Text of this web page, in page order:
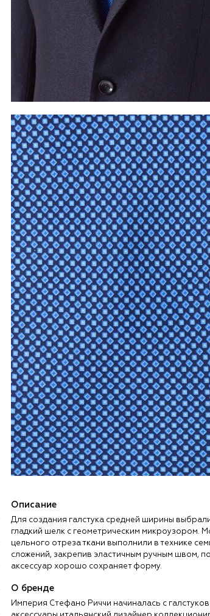
Описание
Для создания галстука средней ширины
гладкий шелк с геометрическим микроузором.
цельного отреза ткани выполнили в технике
сложений, закрепив эластичным ручным швом,
аксессуар хорошо сохраняет форму.
О бренде
Империя Стефано Риччи начиналась с